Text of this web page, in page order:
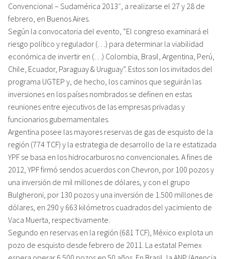
Convencional – Sudamérica 2013″, a realizarse el 27 y 28 de
febrero, en Buenos Aires.
Según la convocatoria del evento, “El congreso examinará el
riesgo político y regulador (…) para determinar la viabilidad
económica de invertir en (…) Colombia, Brasil, Argentina, Perú,
Chile, Ecuador, Paraguay & Uruguay”. Estos son los invitados del
programa UGTEP y, de hecho, los caminos que seguirán las
inversiones en los países nombrados se definen en estas
reuniones entre ejecutivos de las empresas privadas y
funcionarios gubernamentales.
Argentina posee las mayores reservas de gas de esquisto de la
región (774 TCF) y la estrategia de desarrollo de la re estatizada
YPF se basa en los hidrocarburos no convencionales. A fines de
2012, YPF firmó sendos acuerdos con Chevron, por 100 pozos y
una inversión de mil millones de dólares, y con el grupo
Bulgheroni, por 130 pozos y una inversión de 1.500 millones de
dólares, en 290 y 663 kilómetros cuadrados del yacimiento de
Vaca Muerta, respectivamente.
Segundo en reservas en la región (681 TCF), México explota un
pozo de esquisto desde febrero de 2011. La estatal Pemex